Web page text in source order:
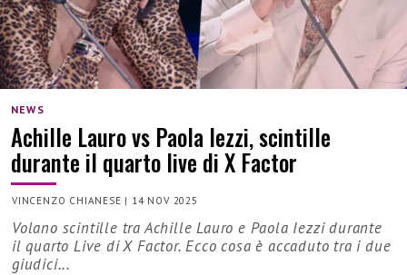
NEWS
Achille Lauro vs Paola Iezzi, scintille
durante il quarto live di X Factor
VINCENZO CHIANESE | 14 NOV 2025
Volano scintille tra Achille Lauro e Paola Iezzi durante
il quarto Live di X Factor. Ecco cosa è accaduto tra i due
giudici...